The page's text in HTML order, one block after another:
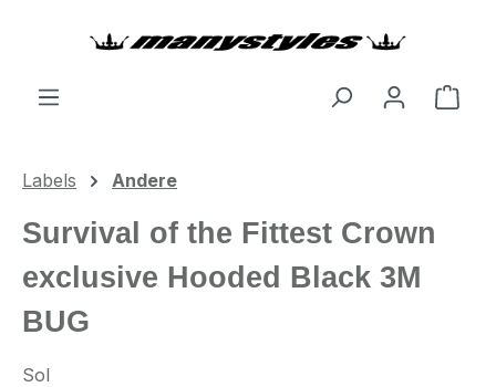
Labels Andere
Survival of the Fittest Crown
exclusive Hooded Black 3M
BUG
Sol